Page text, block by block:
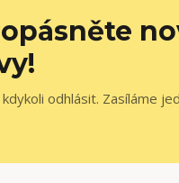
odhlásit. Zasíláme